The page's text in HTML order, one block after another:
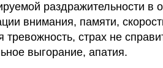
раздражительности в
внимания, памяти,
страх не
выгорание, апатия.